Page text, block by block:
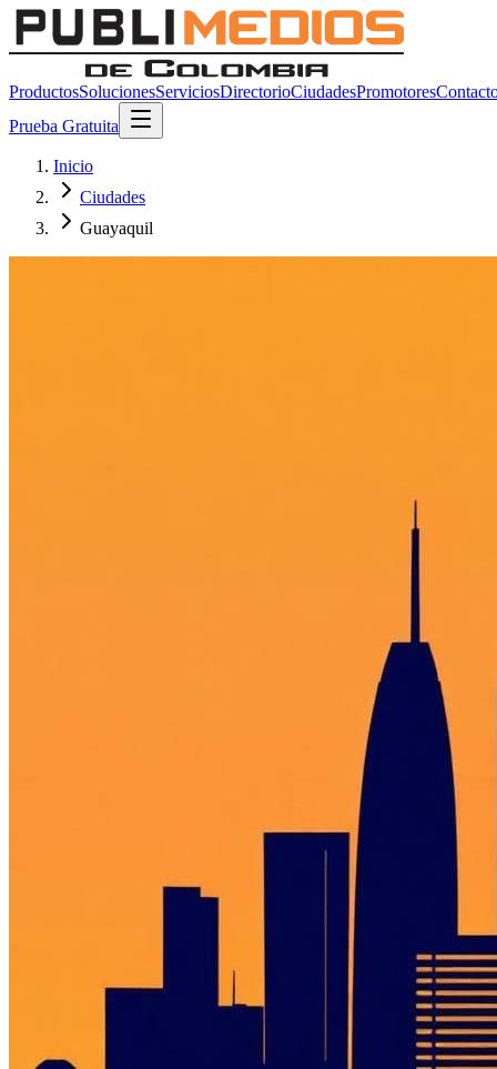
ProductosSolucionesServiciosDirectorioCiudadesPromotores
Prueba Gratuita
Inicio
Ciudades
Guayaquil